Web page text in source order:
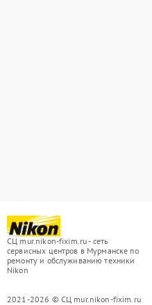
СЦ mur.nikon-fixim.ru - сеть
сервисных центров в Мурманске по
ремонту и обслуживанию техники
Nikon
2021-2026 © СЦ mur.nikon-fixim.ru